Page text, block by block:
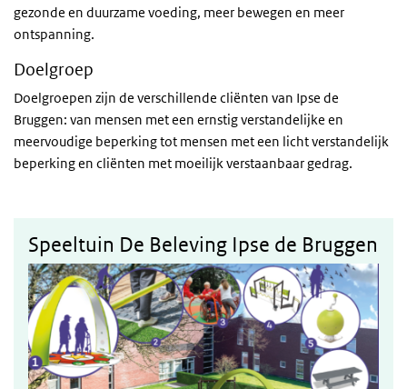
gezonde en duurzame voeding, meer bewegen en meer
ontspanning.
Doelgroep
Doelgroepen zijn de verschillende cliënten van Ipse de
Bruggen: van mensen met een ernstig verstandelijke en
meervoudige beperking tot mensen met een licht verstandelijk
beperking en cliënten met moeilijk verstaanbaar gedrag.
Speeltuin De Beleving Ipse de Bruggen